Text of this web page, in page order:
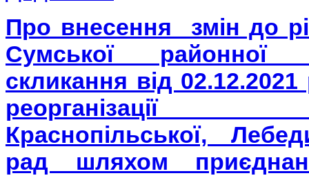
Про внесення змін до
Сумської
скликання від
реорганізації
Краснопільської,
рад шляхом